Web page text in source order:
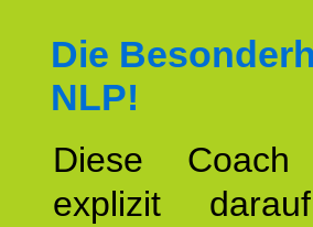
Die
NLP!
Diese Coach
explizit